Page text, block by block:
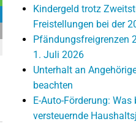
Kindergeld trotz
Freistellungen bei der
Pfändungsfreigrenzen
1. Juli 2026
Unterhalt an
beachten
E-Auto-Förderung:
versteuernde